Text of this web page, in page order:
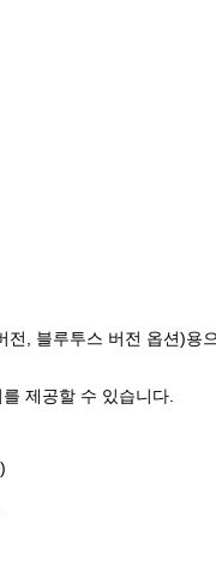
, 블루투스 버전 옵션)용
제공할 수 있습니다.